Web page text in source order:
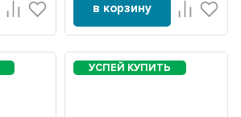
в корзину